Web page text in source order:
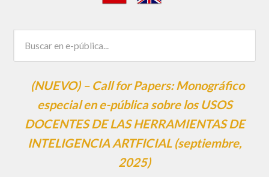
(NUEVO) – Call for Papers: Monográfico
especial en e-pública sobre los USOS
DOCENTES DE LAS HERRAMIENTAS DE
INTELIGENCIA ARTFICIAL (septiembre,
2025)